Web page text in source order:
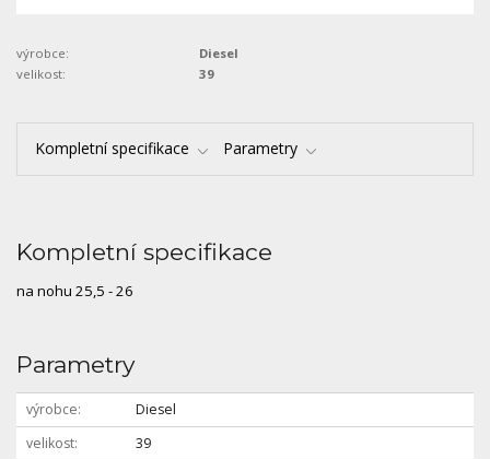
výrobce:
Diesel
velikost:
39
Kompletní specifikace Parametry
Kompletní specifikace
na nohu 25,5 - 26
Parametry
výrobce
Diesel
velikost
39